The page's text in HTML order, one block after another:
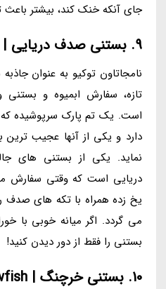
جای آنکه خنک کند، بیشتر
9. بستنی صدف دریایی | Oyster
نامجاتاون توکیو به عنوان
تازه، سفارش ابمیوه و
است. یک تم پارک سرپوشیده
دارد و یکی از آنها عجیب
نماید. یکی از بستنی های
دریایی است که وقتی سفارش
یخ زده همراه با تکه های صدف
می گردد. اگر میانه خوبی با
بستنی را فقط از دور دیدن کنید!
10. بستنی خرچنگ | Crawfish